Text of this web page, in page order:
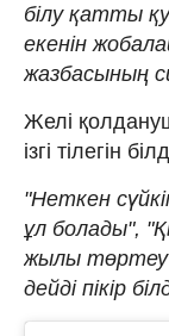
білу қатты
екенін
жазбасының
Желі
ізгі тілегін
"Неткен
ұл болады",
жылы төртеу
дейді пікір